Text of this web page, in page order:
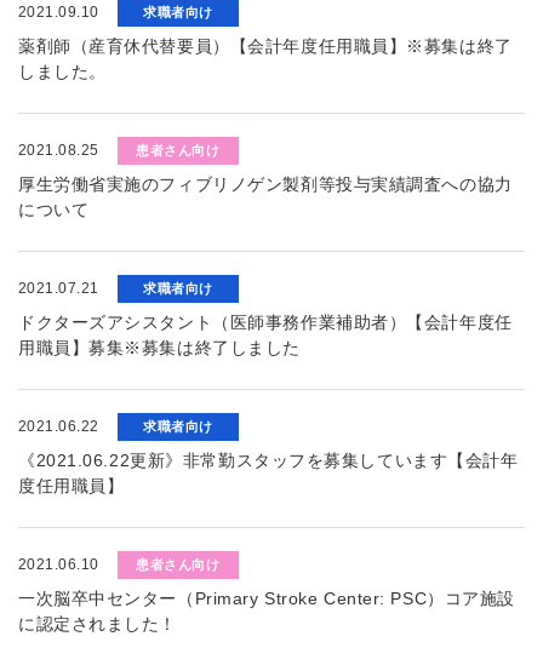
2021.09.10 求職者向け
薬剤師（産育休代替要員）【会計年度任用職員】※募集は終了
しました。
2021.08.25 患者さん向け
厚生労働省実施のフィブリノゲン製剤等投与実績調査への協力
について
2021.07.21 求職者向け
ドクターズアシスタント（医師事務作業補助者）【会計年度任
用職員】募集※募集は終了しました
2021.06.22 求職者向け
《2021.06.22更新》非常勤スタッフを募集しています【会計年
度任用職員】
2021.06.10 患者さん向け
一次脳卒中センター（Primary Stroke Center: PSC）コア施設
に認定されました！